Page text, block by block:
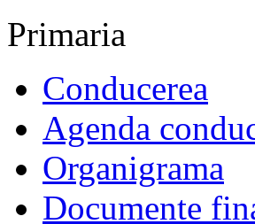
Primaria
Conducerea
Agenda
Organigrama
Documente